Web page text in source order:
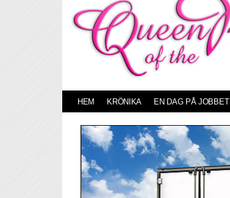
HEM KRÖNIKA EN DAG PÅ JOBBET